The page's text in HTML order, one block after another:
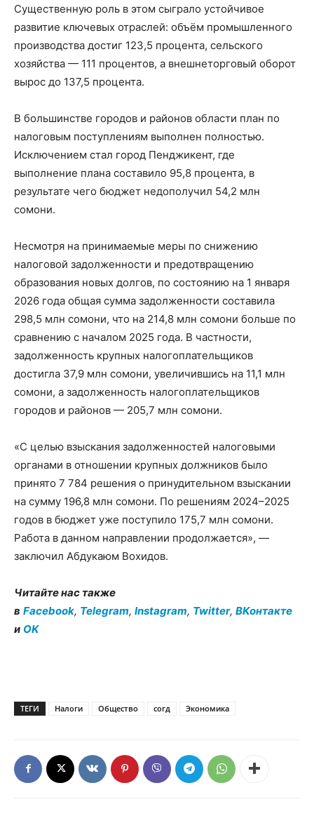
Существенную роль в этом сыграло устойчивое
развитие ключевых отраслей: объём промышленного
производства достиг 123,5 процента, сельского
хозяйства — 111 процентов, а внешнеторговый оборот
вырос до 137,5 процента.
В большинстве городов и районов области план по
налоговым поступлениям выполнен полностью.
Исключением стал город Пенджикент, где
выполнение плана составило 95,8 процента, в
результате чего бюджет недополучил 54,2 млн
сомони.
Несмотря на принимаемые меры по снижению
налоговой задолженности и предотвращению
образования новых долгов, по состоянию на 1 января
2026 года общая сумма задолженности составила
298,5 млн сомони, что на 214,8 млн сомони больше по
сравнению с началом 2025 года. В частности,
задолженность крупных налогоплательщиков
достигла 37,9 млн сомони, увеличившись на 11,1 млн
сомони, а задолженность налогоплательщиков
городов и районов — 205,7 млн сомони.
«С целью взыскания задолженностей налоговыми
органами в отношении крупных должников было
принято 7 784 решения о принудительном взыскании
на сумму 196,8 млн сомони. По решениям 2024–2025
годов в бюджет уже поступило 175,7 млн сомони.
Работа в данном направлении продолжается», —
заключил Абдукаюм Вохидов.
Читайте нас также
в Facebook, Telegram, Instagram, Twitter, ВКонтакте
и OK
ТЕГИ Налоги Общество согд Экономика